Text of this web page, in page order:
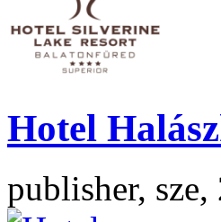
Hotel
publisher,